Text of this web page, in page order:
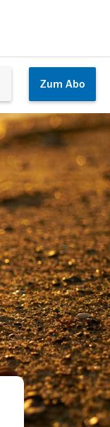
Zum Abo